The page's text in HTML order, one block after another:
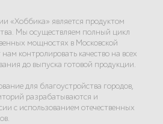
«Хоббика» является продуктом
Мы осуществляем полный цикл
мощностях в Московской
контролировать качество на всех
до выпуска готовой продукции.
для благоустройства городов,
разрабатываются и
с использованием отечественных